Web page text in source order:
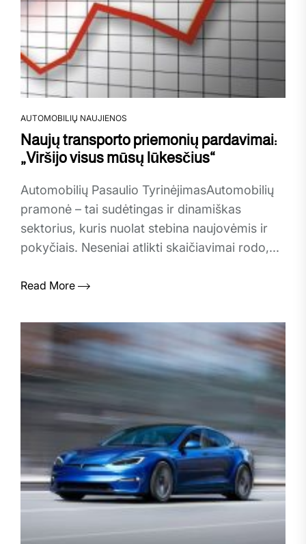
AUTOMOBILIŲ NAUJIENOS
Naujų transporto priemonių pardavimai:
„Viršijo visus mūsų lūkesčius“
Automobilių Pasaulio TyrinėjimasAutomobilių
pramonė – tai sudėtingas ir dinamiškas
sektorius, kuris nuolat stebina naujovėmis ir
pokyčiais. Neseniai atlikti skaičiavimai rodo,...
Read More